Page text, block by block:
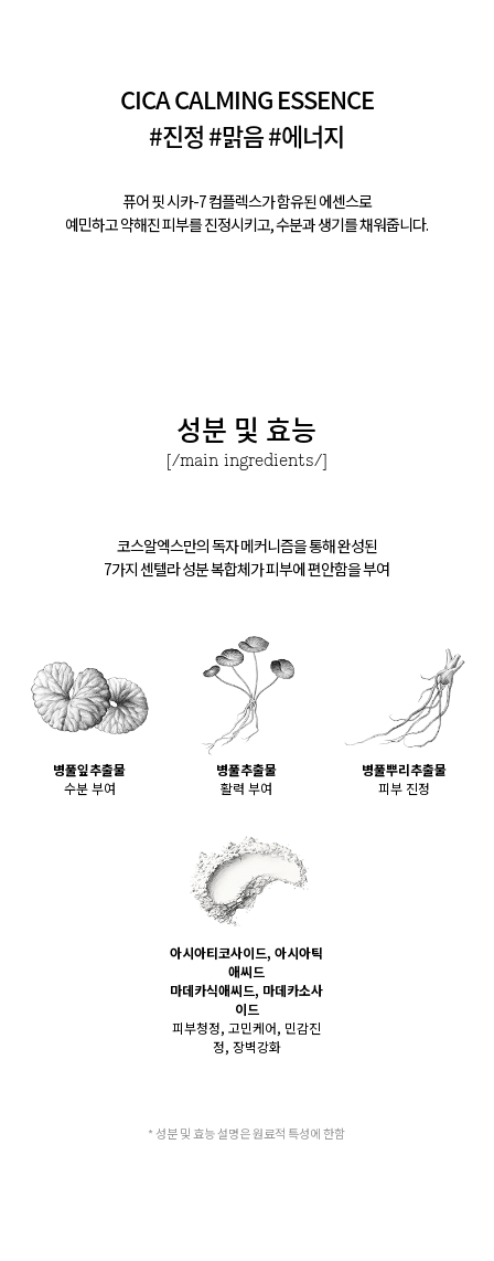
CICA CALMING ESSENCE
#진정 #맑음 #에너지
퓨어 핏 시카-7 컴플렉스가 함유된 에센스로
예민하고 약해진 피부를 진정시키고, 수분과 생기를 채워줍니다.
성분 및 효능
[/main ingredients/]
코스알엑스만의 독자 메커니즘을 통해 완성된
7가지 센텔라 성분 복합체가 피부에 편안함을 부여
병풀잎추출물
수분 부여
병풀추출물
활력 부여
병풀뿌리추출물
피부 진정
아시아티코사이드, 아시아틱
애씨드
마데카식애씨드, 마데카소사
이드
피부청정, 고민케어, 민감진
정, 장벽강화
* 성분 및 효능 설명은 원료적 특성에 한함